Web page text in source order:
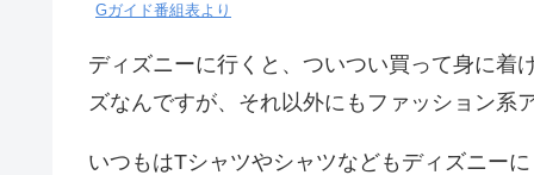
Gガイド番組表より
ディズニーに行くと、ついつい買って身に着
ズなんですが、それ以外にもファッション系
いつもはTシャツやシャツなどもディズニー